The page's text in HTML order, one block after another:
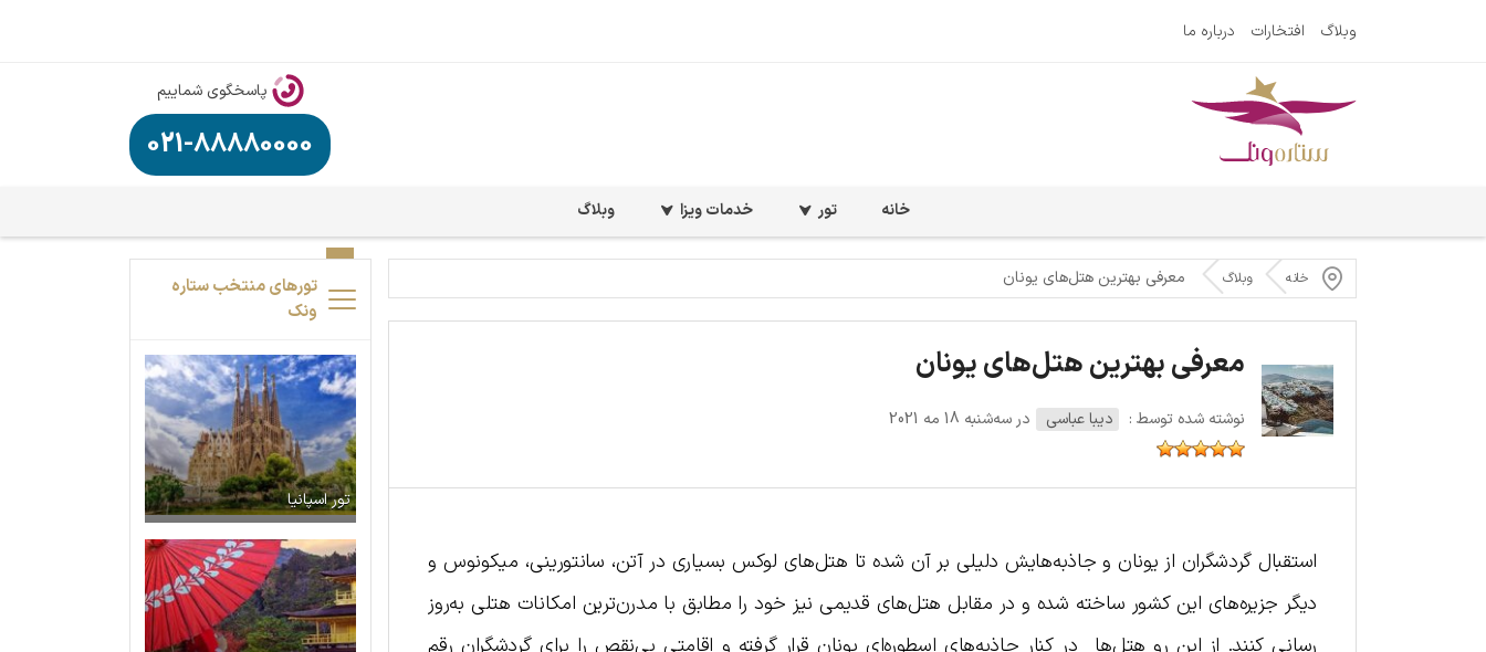
وبلاگ افتخارات درباره ما
پاسخگوی شماییم
021-88880000
خانه تور خدمات ویزا وبلاگ
خانه وبلاگ معرفی بهترین هتل‌های یونان
معرفی بهترین هتل‌های یونان
نوشته شده توسط : دیبا عباسی در سه‌شنبه 18 مه 2021
استقبال گردشگران از یونان و جاذبه‌هایش دلیلی بر آن شده تا هتل‌های لوکس بسیاری در آتن، سانتورینی، میکونوس و
دیگر جزیره‌های این کشور ساخته شده و در مقابل هتل‌های قدیمی نیز خود را مطابق با مدرن‌ترین امکانات هتلی به‌روز
رسانی کنند. از این رو هتل‌ها در کنار جاذبه‌های اسطوره‌ای یونان قرار گرفته و اقامتی بی‌نقص را برای گردشگران رقم
تورهای منتخب ستاره
ونک
تور اسپانیا